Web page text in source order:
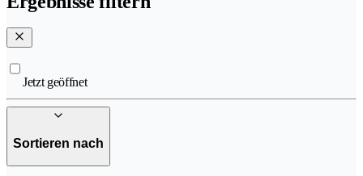
Jetzt geöffnet
Sortieren nach